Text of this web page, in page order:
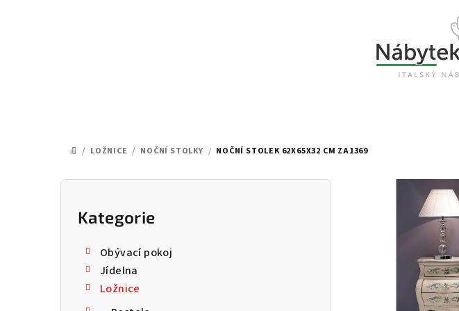
DOMŮ
/ LOŽNICE / NOČNÍ STOLKY / NOČNÍ STOLEK 62X65X32 CM ZA1369
P
Přeskočit
kategorie
Kategorie
Obývací pokoj
Jídelna
Ložnice